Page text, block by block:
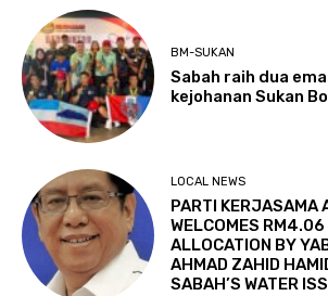
BM-SUKAN
Sabah raih dua
kejohanan Sukan
LOCAL NEWS
PARTI KERJASAMA
WELCOMES RM4.06
ALLOCATION BY
AHMAD ZAHID
SABAH’S WATER